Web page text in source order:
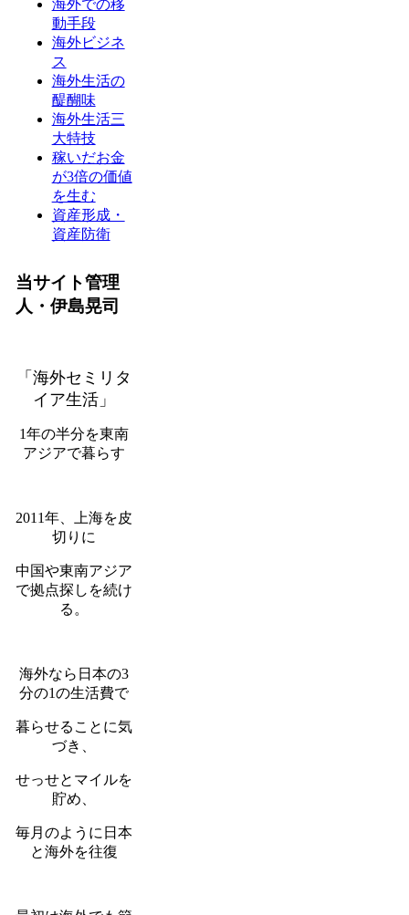
海外での移
動手段
海外ビジネ
ス
海外生活の
醍醐味
海外生活三
大特技
稼いだお金
が3倍の価値
を生む
資産形成・
資産防衛
当サイト管理
人・伊島晃司
「海外セミリタ
イア生活」
1年の半分を東南
アジアで暮らす
2011年、上海を皮
切りに
中国や東南アジア
で拠点探しを続け
る。
海外なら日本の3
分の1の生活費で
暮らせることに気
づき、
せっせとマイルを
貯め、
毎月のように日本
と海外を往復